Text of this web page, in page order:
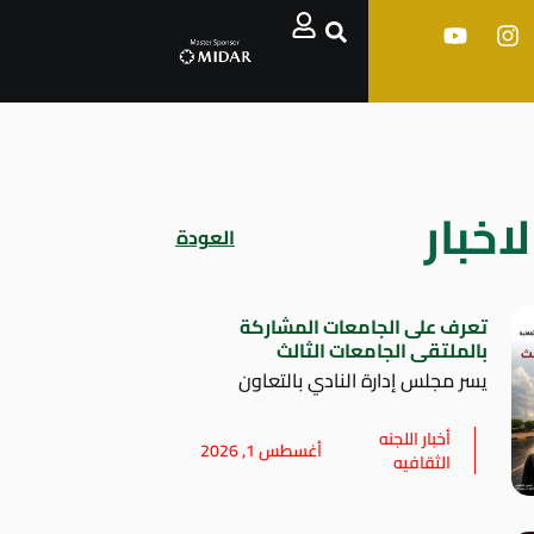
العودة
تعرف على الجامعات المشاركة
بالملتقى الجامعات الثالث
يسر مجلس إدارة النادي بالتعاون
أخبار اللجنه
الثقافيه أغسطس 1, 2026